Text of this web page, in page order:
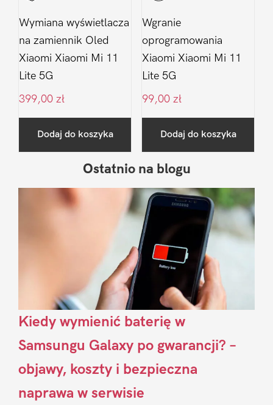
Wymiana wyświetlacza
na zamiennik Oled
Xiaomi Xiaomi Mi 11
Lite 5G
399,00 zł
Dodaj do koszyka
Wgranie
oprogramowania
Xiaomi Xiaomi Mi 11
Lite 5G
99,00 zł
Dodaj do koszyka
Sidebar
Ostatnio na blogu
Kiedy wymienić baterię w
Samsungu Galaxy po gwarancji? –
objawy, koszty i bezpieczna
naprawa w serwisie